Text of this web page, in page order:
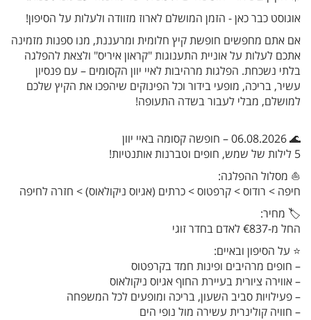
אוגוסט כבר כאן - הזמן המושלם לארוז מזוודה ולעלות על הסיפון!
אם אתם מחפשים חופשת קיץ חלומית ומרעננת, מנו ספנות מזמינה
אתכם לעלות על אוניית התענוגות "קראון איריס" ולצאת להפלגה
בלתי נשכחת. הפלגות מרהיבות לאיי יוון הקסומים – עם פנסיון
עשיר, בריכה, מופעי בידור וכל הפינוקים שיהפכו את הקיץ שלכם
למושלם, מבלי לעבור בשדה התעופה!
🌊 06.08.2026 – חופשה קסומה באיי יוון
5 לילות של שמש, חופים וטברנות אותנטיות!
⛵ מסלול ההפלגה:
חיפה > רודוס > קרפטוס > כרתים (אגיוס ניקולאוס) > חזרה לחיפה
🏷️ מחיר:
החל מ-€837 לאדם בחדר זוגי
⭐ על הסיפון ובאיים:
– חופים מרהיבים ופינות חמד בקרפטוס
– אווירה ציורית בעיירת החוף אגיוס ניקולאוס
– פעילויות סביב השעון, בריכה ומופעים לכל המשפחה
– חוויה קולינרית עשירה מול נופי הים